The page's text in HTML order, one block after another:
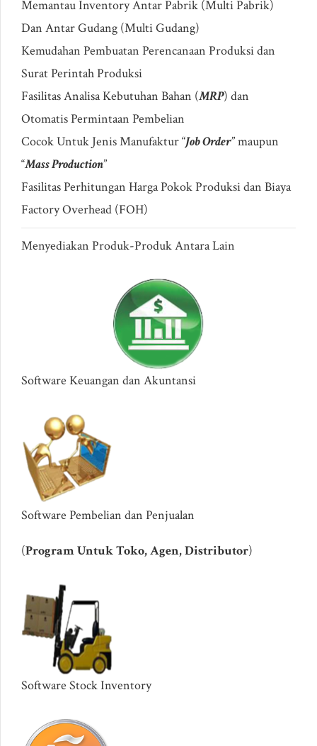
Memantau Inventory Antar Pabrik (Multi Pabrik)
Dan Antar Gudang (Multi Gudang)
Kemudahan Pembuatan Perencanaan Produksi dan
Surat Perintah Produksi
Fasilitas Analisa Kebutuhan Bahan (MRP) dan
Otomatis Permintaan Pembelian
Cocok Untuk Jenis Manufaktur “Job Order” maupun
“Mass Production”
Fasilitas Perhitungan Harga Pokok Produksi dan Biaya
Factory Overhead (FOH)
Menyediakan Produk-Produk Antara Lain
Software Keuangan dan Akuntansi
Software Pembelian dan Penjualan
(Program Untuk Toko, Agen, Distributor)
Software Stock Inventory